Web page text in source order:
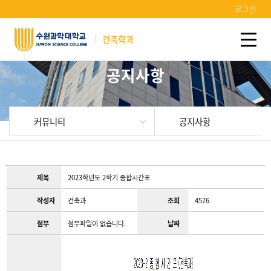
로그인
건축학과
공지사항
커뮤니티 공지사항
제목 2023학년도 2학기 종합시간표
작성자 건축과 조회 4576
첨부 첨부파일이 없습니다. 날짜